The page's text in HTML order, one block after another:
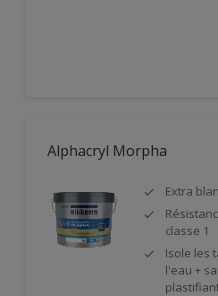
Alphacryl Morpha
Extra
classe 1
Isole les
l'eau +